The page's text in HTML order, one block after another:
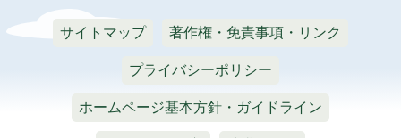
サイトマップ 著作権・免責事項・リンク
プライバシーポリシー
ホームページ基本方針・ガイドライン